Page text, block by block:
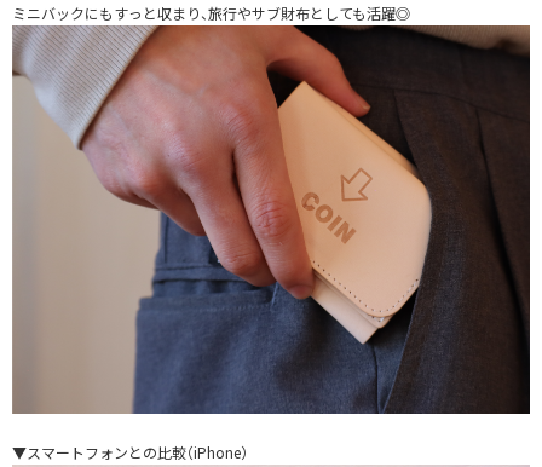
ミニバックにもすっと収まり、旅行やサブ財布としても活躍◎
▼スマートフォンとの比較（iPhone）